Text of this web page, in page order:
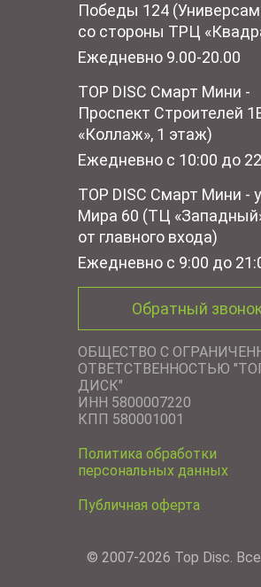
Победы 124
со стороны ТРЦ
Ежедневно 9.00-20.00
TOP DISC Смарт Мини -
Проспект Строителей
«Коллаж», 1 этаж)
Ежедневно с 10:00 до
TOP DISC Смарт Мини -
Мира 60 (ТЦ
от главного входа)
Ежедневно с 9:00 до
Обратный
ОБЩЕСТВО С
ОТВЕТСТВЕННОСТЬЮ
ДИСК"
ИНН 5800007220
КПП 580001001
Политика обработки
персональных данных
Публичная оферта
© 2007-2026 Top Disc.